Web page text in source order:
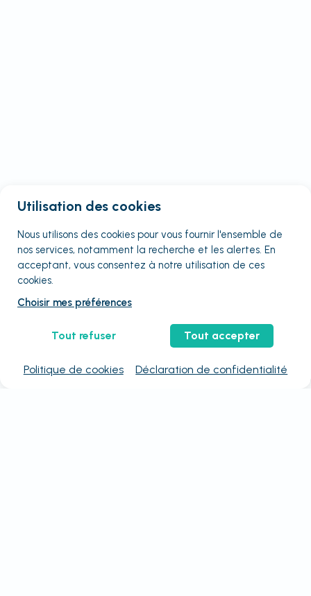
Utilisation des cookies
Nous utilisons des cookies pour vous fournir l'ensemble de
nos services, notamment la recherche et les alertes. En
acceptant, vous consentez à notre utilisation de ces
cookies.
Choisir mes préférences
Tout refuser Tout accepter
Politique de cookies Déclaration de confidentialité